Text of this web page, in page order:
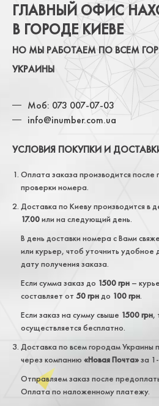
ГЛАВНЫЙ ОФИС
В ГОРОДЕ КИЕВЕ
НО МЫ РАБОТАЕМ ПО ВСЕМ
УКРАИНЫ
Моб: 073 007-07-03
info@inumber.com.ua
УСЛОВИЯ ПОКУПКИ И
Оплата заказа производится после
проверки номера.
Доставка по Киеву производится в
17.00или на следующий день.
В день доставки номера с Вами
или курьер, чтоб уточнить удобное
дату получения заказа.
Если сумма заказ до 1500 грн –
составляет от 50 грндо 100 грн.
Если заказ на сумму свыше 1500 грн,
осуществляется бесплатно.
Доставка по всем городам Украины
через компанию «Новая Почта»за
Отправляем заказ после
Оплата по наложенному платежу.